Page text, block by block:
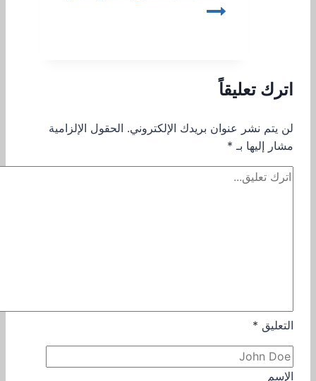
اترك تعليقاً
لن يتم نشر عنوان بريدك الإلكتروني. الحقول الإلزامية
مشار إليها بـ *
التعليق *
الإسم